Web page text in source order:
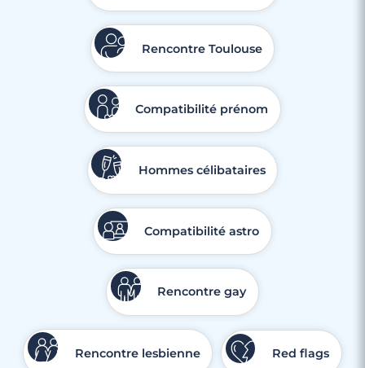
Rencontre Toulouse
Compatibilité prénom
Hommes célibataires
Compatibilité astro
Rencontre gay
Rencontre lesbienne Red flags